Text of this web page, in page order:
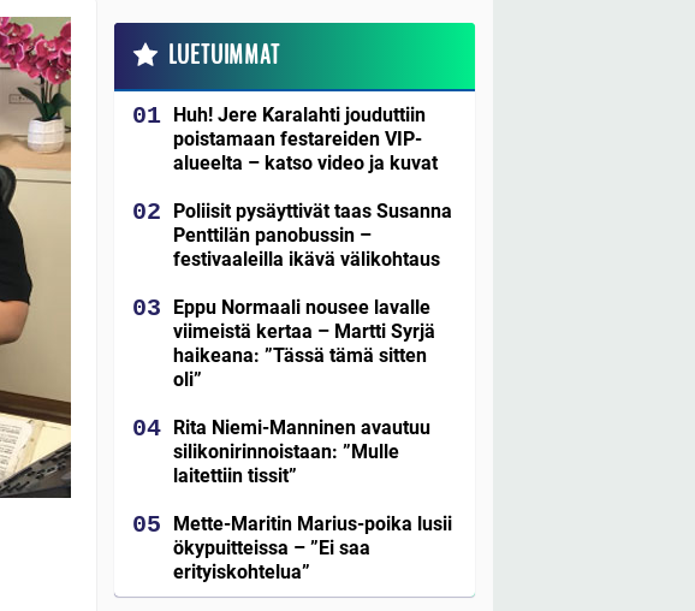
LUETUIMMAT
Huh! Jere Karalahti jouduttiin
poistamaan festareiden VIP-
alueelta – katso video ja kuvat
Poliisit pysäyttivät taas Susanna
Penttilän panobussin –
festivaaleilla ikävä välikohtaus
Eppu Normaali nousee lavalle
viimeistä kertaa – Martti Syrjä
haikeana: ”Tässä tämä sitten
oli”
Rita Niemi-Manninen avautuu
silikonirinnoistaan: ”Mulle
laitettiin tissit”
Mette-Maritin Marius-poika lusii
ökypuitteissa – ”Ei saa
erityiskohtelua”